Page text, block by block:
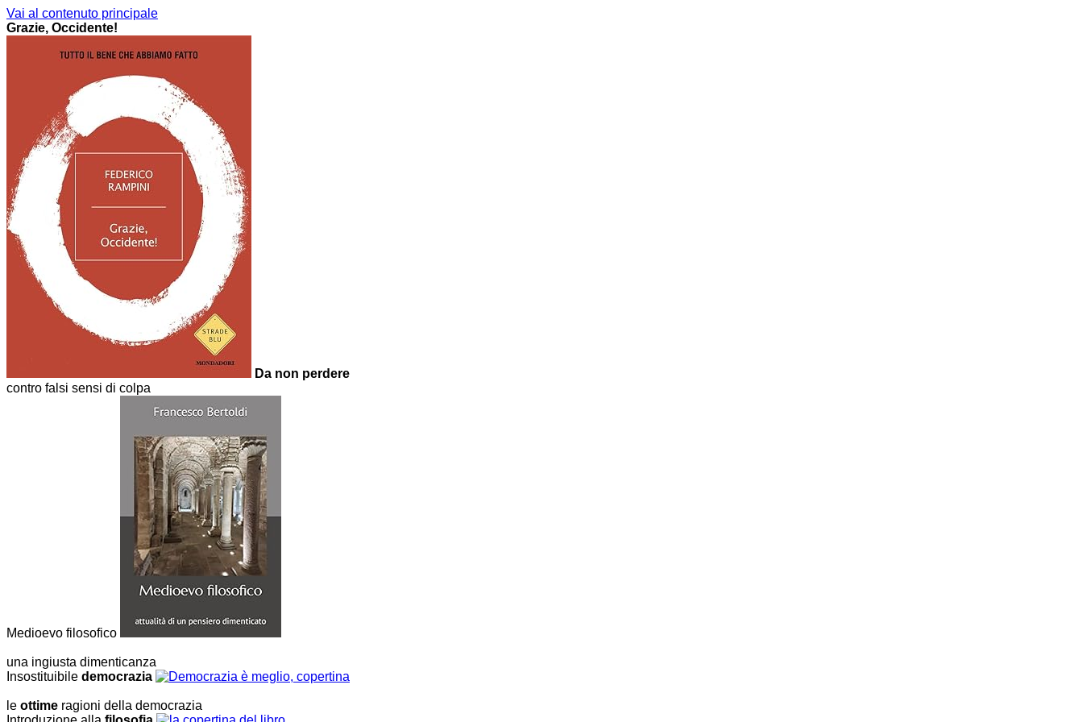
Vai al contenuto principale
Grazie, Occidente!
Da non perdere
contro falsi sensi di colpa
Medioevo filosofico
una ingiusta dimenticanza
Insostituibile democrazia
le ottime ragioni della democrazia